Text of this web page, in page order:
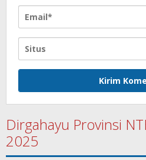
Dirgahayu Provinsi
2025